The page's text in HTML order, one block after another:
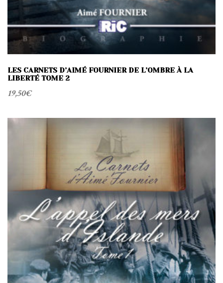
LES CARNETS D’AIMÉ FOURNIER DE L’OMBRE À LA
LIBERTÉ TOME 2
19,50€